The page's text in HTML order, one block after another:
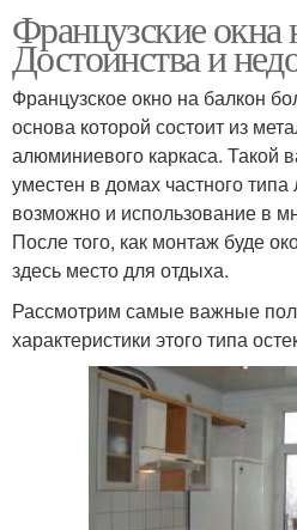
Французские окна
Достоинства и
Французское окно на балкон
основа которой состоит из
алюминиевого каркаса. Такой
уместен в домах частного
возможно и использование в
После того, как монтаж буде
здесь место для отдыха.
Рассмотрим самые важные
характеристики этого типа